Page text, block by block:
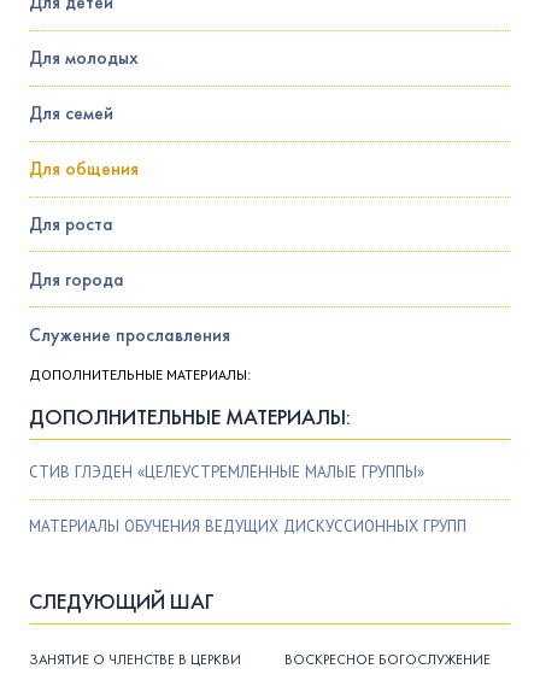
Для молодых
Для семей
Для общения
Для роста
Для города
Служение прославления
ДОПОЛНИТЕЛЬНЫЕ МАТЕРИАЛЫ:
ДОПОЛНИТЕЛЬНЫЕ МАТЕРИАЛЫ:
СТИВ ГЛЭДЕН «ЦЕЛЕУСТРЕМЛЁННЫЕ МАЛЫЕ ГРУППЫ»
МАТЕРИАЛЫ ОБУЧЕНИЯ ВЕДУЩИХ ДИСКУССИОННЫХ ГРУПП
СЛЕДУЮЩИЙ ШАГ
ЗАНЯТИЕ О ЧЛЕНСТВЕ В ЦЕРКВИ ВОСКРЕСНОЕ БОГОСЛУЖЕНИЕ